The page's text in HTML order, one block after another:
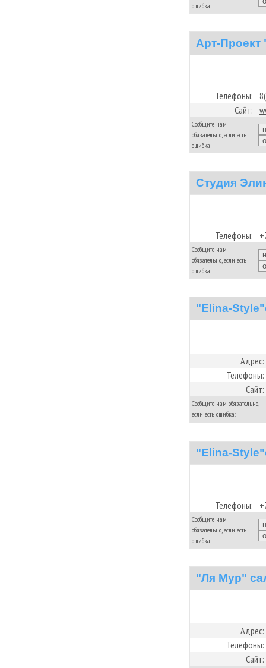
ошибка:
Арт-
Телефоны:
Сайт:
Сообщите нам
обязательно, если есть
ошибка:
Студия
Телефоны:
Сообщите нам
обязательно, если есть
ошибка:
"Elina-
Адрес:
Телефоны:
Сайт:
Сообщите нам обязательно,
если есть ошибка:
"Elina-
Телефоны:
Сообщите нам
обязательно, если есть
ошибка:
"Ля Мур"
Адрес:
Телефоны:
Сайт: